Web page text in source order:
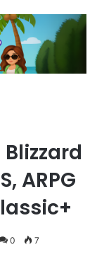
ARPG
0 7